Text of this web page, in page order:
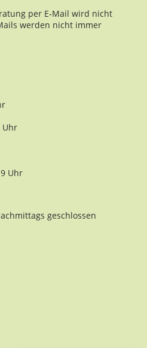
per E‑Mail wird nicht
werden nicht immer
Uhr
Uhr
geschlossen